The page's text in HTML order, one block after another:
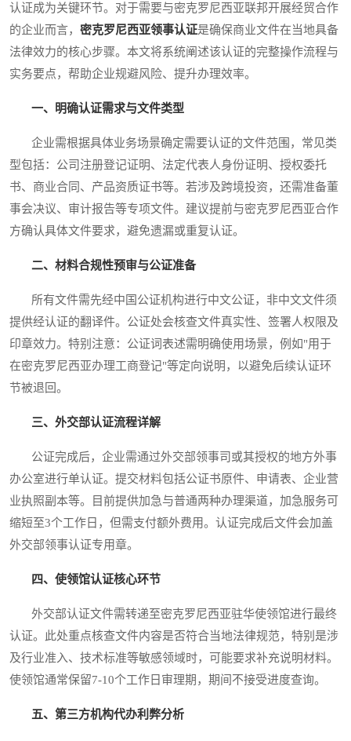
认证成为关键环节。对于需要与密克罗尼西亚联邦开展经贸合作
的企业而言， 密克罗尼西亚领事认证是确保商业文件在当地具备
法律效力的核心步骤。本文将系统阐述该认证的完整操作流程与
实务要点，帮助企业规避风险、提升办理效率。
一、明确认证需求与文件类型
企业需根据具体业务场景确定需要认证的文件范围，常见类
型包括：公司注册登记证明、法定代表人身份证明、授权委托
书、商业合同、产品资质证书等。若涉及跨境投资，还需准备董
事会决议、审计报告等专项文件。建议提前与密克罗尼西亚合作
方确认具体文件要求，避免遗漏或重复认证。
二、材料合规性预审与公证准备
所有文件需先经中国公证机构进行中文公证，非中文文件须
提供经认证的翻译件。公证处会核查文件真实性、签署人权限及
印章效力。特别注意：公证词表述需明确使用场景，例如"用于
在密克罗尼西亚办理工商登记"等定向说明，以避免后续认证环
节被退回。
三、外交部认证流程详解
公证完成后，企业需通过外交部领事司或其授权的地方外事
办公室进行单认证。提交材料包括公证书原件、申请表、企业营
业执照副本等。目前提供加急与普通两种办理渠道，加急服务可
缩短至3个工作日，但需支付额外费用。认证完成后文件会加盖
外交部领事认证专用章。
四、使领馆认证核心环节
外交部认证文件需转递至密克罗尼西亚驻华使领馆进行最终
认证。此处重点核查文件内容是否符合当地法律规范，特别是涉
及行业准入、技术标准等敏感领域时，可能要求补充说明材料。
使领馆通常保留7-10个工作日审理期，期间不接受进度查询。
五、第三方机构代办利弊分析